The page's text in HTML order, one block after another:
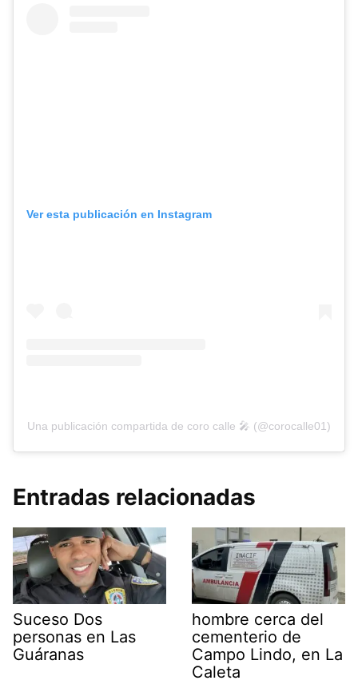
Ver esta publicación en Instagram
Una publicación compartida de coro calle 🎤 (@corocalle01)
Entradas relacionadas
Suceso Dos
personas en Las
Guáranas
hombre cerca del
cementerio de
Campo Lindo, en La
Caleta